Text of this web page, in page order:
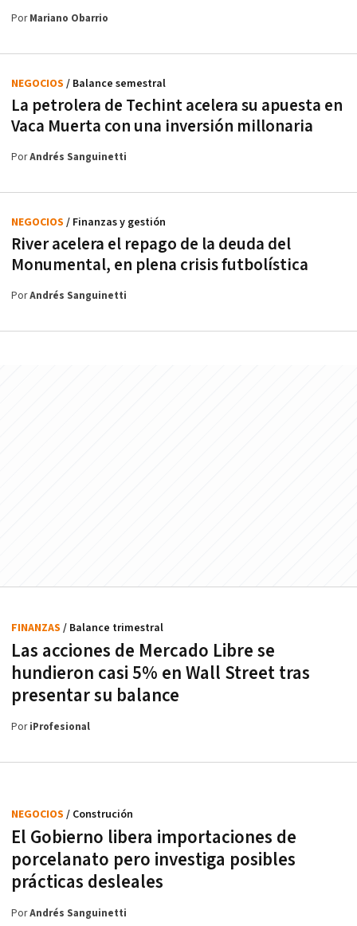
PorMariano Obarrio
La petrolera de Techint acelera su apuesta en
Vaca Muerta con una inversión millonaria
NEGOCIOS / Balance semestral
PorAndrés Sanguinetti
River acelera el repago de la deuda del
Monumental, en plena crisis futbolística
NEGOCIOS / Finanzas y gestión
PorAndrés Sanguinetti
Las acciones de Mercado Libre se
hundieron casi 5% en Wall Street tras
presentar su balance
FINANZAS / Balance trimestral
PoriProfesional
El Gobierno libera importaciones de
porcelanato pero investiga posibles
prácticas desleales
NEGOCIOS / Construción
PorAndrés Sanguinetti